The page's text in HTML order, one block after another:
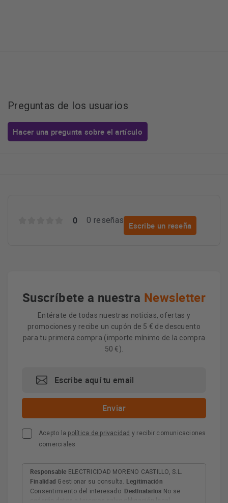
Preguntas de los usuarios
Hacer una pregunta sobre el artículo
0 0 reseñas
Escribe un reseña
Suscríbete a nuestra Newsletter
Entérate de todas nuestras noticias, ofertas y
promociones y recibe un cupón de 5 € de descuento
para tu primera compra (importe mínimo de la compra
50 €).
Acepto la política de privacidad y recibir comunicaciones
comerciales
Responsable ELECTRICIDAD MORENO CASTILLO, S.L.
Finalidad Gestionar su consulta. Legitimación
Consentimiento del interesado. Destinatarios No se